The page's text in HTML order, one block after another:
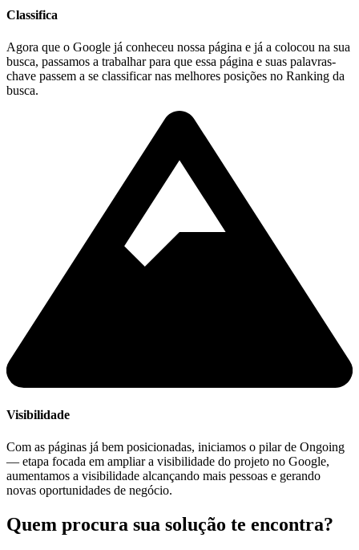
Classifica
Agora que o Google já conheceu nossa página e já a colocou na sua
busca, passamos a trabalhar para que essa página e suas palavras-
chave passem a se classificar nas melhores posições no Ranking da
busca.
Visibilidade
Com as páginas já bem posicionadas, iniciamos o pilar de Ongoing
— etapa focada em ampliar a visibilidade do projeto no Google,
aumentamos a visibilidade alcançando mais pessoas e gerando
novas oportunidades de negócio.
Quem procura sua solução te encontra?